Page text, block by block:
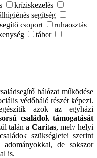
kríziskezelés
segítség
csoport
ruhaosztás
tábor
hálózat működése
védőháló részét képezi.
azok az egyházi
családok támogatását
talán a Caritas, mely helyi
szükségletei szerint
adományokkal, de sokszor
is.